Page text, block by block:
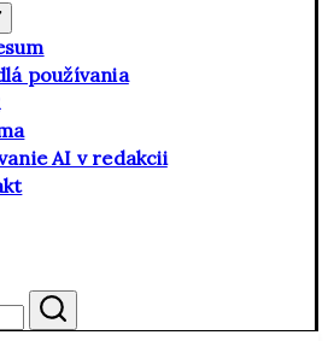
používania
AI v redakcii
Search